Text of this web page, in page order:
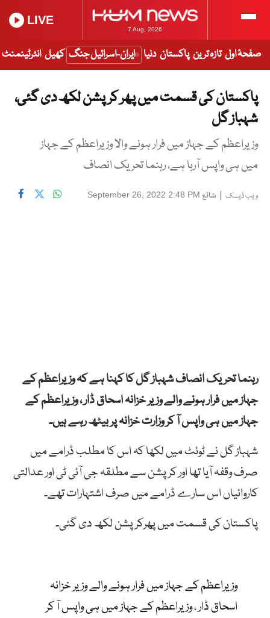
7 Aug, 2026
LIVE
صفحۂ اول تازہ ترین پاکستان دنیا ایران-اسرائیل جنگ کھیل انٹرٹینمنٹ
پاکستان کی قسمت میں پھر کرپشن لکھ دی گئی،
شہباز گل
وزیراعظم کے جہاز میں فرار ہونے والا وزیراعظم کے جہاز
میں ہی واپس آرہا ہے، رہنما تحریک انصاف
ویب ڈیسک | شائع September 26, 2022 2:48 PM
رہنما تحریک انصاف شہباز گل کا کہنا ہے کہ وزیراعظم کے
جہاز میں فرار ہونے والے وزیر خزانہ اسحاق ڈار ، وزیراعظم کے
جہاز میں ہی واپس آ کر وزارت خزانہ پر بیٹھ رہے ہیں۔
شہباز گل نے ٹوئٹ میں لکھا کہ اس کا مطلب ڈرامے میں
صرف وقفہ آیا تھا اور کرپشن سے مطلقہ جی آئی ٹی اور عدالتی
کاروائیاں اس سارے ڈرامے میں صرف اشتہارات تھے۔
پاکستان کی قسمت میں پھرکرپشن لکھ دی گئی۔
وزیراعظم کے جہاز میں فرار ہونے والے وزیر خزانہ
اسحاق ڈار ، وزیراعظم کے جہاز میں ہی واپس آ کر